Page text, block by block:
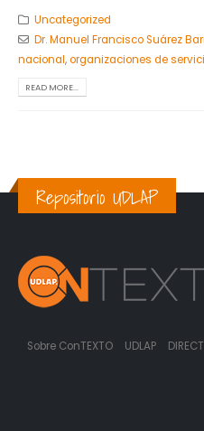
Uncategorized
Dr. Manuel Francisco Suárez
nacional,organizaciones de
READ MORE...
Repositorio UDLAP
Sobre ConTEXTO UDLAP